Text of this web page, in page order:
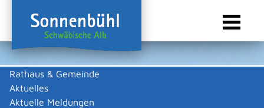
Rathaus & Gemeinde
Aktuelles
Aktuelle Meldungen
Sie sind hier: